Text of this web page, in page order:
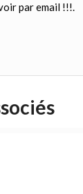
par email !!!.